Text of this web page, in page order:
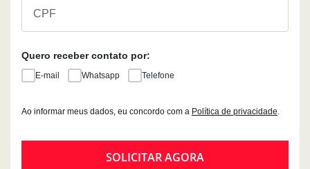
Quero receber contato por:
E-mail Whatsapp Telefone
Ao informar meus dados, eu concordo com a Política de privacidade.
SOLICITAR AGORA